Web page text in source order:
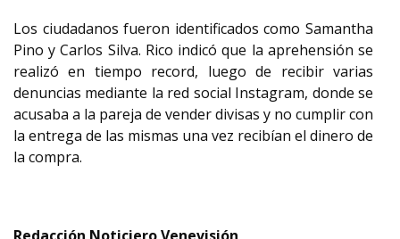
Los ciudadanos fueron identificados como Samantha
Pino y Carlos Silva. Rico indicó que la aprehensión se
realizó en tiempo record, luego de recibir varias
denuncias mediante la red social Instagram, donde se
acusaba a la pareja de vender divisas y no cumplir con
la entrega de las mismas una vez recibían el dinero de
la compra.